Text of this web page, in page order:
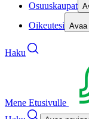
Osuuskaupat
Oikeutesi
Haku
Mene Etusivulle